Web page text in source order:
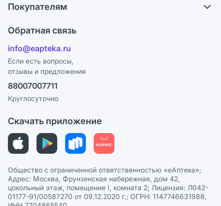
Ответы на вопросы
Блог
Карьера
Поставщики
Лицензия
Реклама на сайте
Ваши товары на ЕАПТЕКЕ
Покупателям
Программа СберСпасибо
Политика конфиденциальности
Пользовательское соглашение
Политика рекомендаций
Этика и соответствие
Политика в отношении обработки персональных данных
Обратная связь
info@eapteka.ru
Если есть вопросы,
отзывы и предложения
88007007711
Круглосуточно
Скачать приложение
Общество с ограниченной ответственностью «еАптека»;
Адрес: Москва, Фрунзенская набережная, дом 42,
цокольный этаж, помещение I, комната 2; Лицензия: Л042-
01177-91/00587270 от 09.12.2020 г.; ОГРН: 1147746631988,